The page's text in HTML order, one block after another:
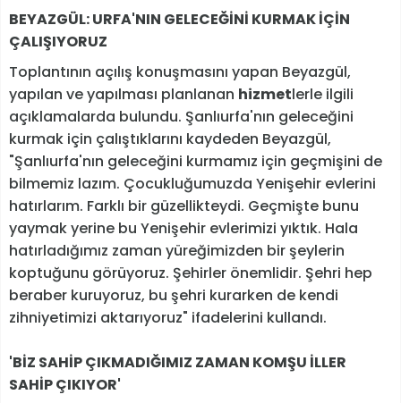
BEYAZGÜL: URFA'NIN GELECEĞİNİ KURMAK İÇİN
ÇALIŞIYORUZ
Toplantının açılış konuşmasını yapan Beyazgül,
yapılan ve yapılması planlanan hizmetlerle ilgili
açıklamalarda bulundu. Şanlıurfa'nın geleceğini
kurmak için çalıştıklarını kaydeden Beyazgül,
"Şanlıurfa'nın geleceğini kurmamız için geçmişini de
bilmemiz lazım. Çocukluğumuzda Yenişehir evlerini
hatırlarım. Farklı bir güzellikteydi. Geçmişte bunu
yaymak yerine bu Yenişehir evlerimizi yıktık. Hala
hatırladığımız zaman yüreğimizden bir şeylerin
koptuğunu görüyoruz. Şehirler önemlidir. Şehri hep
beraber kuruyoruz, bu şehri kurarken de kendi
zihniyetimizi aktarıyoruz" ifadelerini kullandı.
'BİZ SAHİP ÇIKMADIĞIMIZ ZAMAN KOMŞU İLLER
SAHİP ÇIKIYOR'